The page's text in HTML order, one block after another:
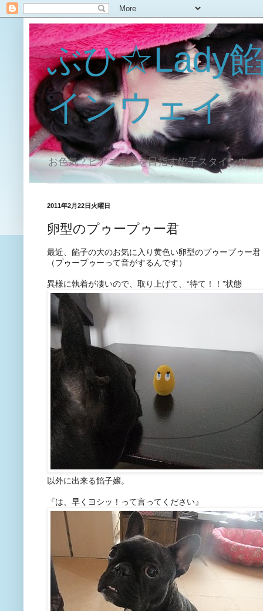
ぶひ☆Lady
インウェイ
お色気？ピアニストを目指す餡子スタインウェ
2011年2月22日火曜日
卵型のプゥープゥー君
最近、餡子の大のお気に入り黄色い卵型のプゥープゥー君
（プゥープゥーって音がするんです）
異様に執着が凄いので、取り上げて、“待て！！”状態
以外に出来る餡子嬢。
『は、早くヨシッ！って言ってください』